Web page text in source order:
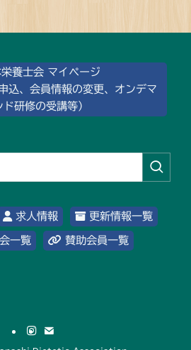
栄養士会 マイページ
込、会員情報の変更、オンデマ
ド研修の受講等）
求人情報 更新情報一覧
一覧 賛助会員一覧